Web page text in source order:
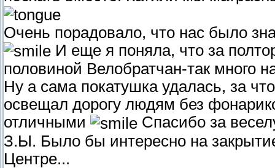
Очень порадовало, что нас было
И еще я поняла, что за
половиной Велобратчан-так много
Ну а сама покатушка удалась, за
освещал дорогу людям без
отличными
Спасибо за
З.Ы. Было бы интересно на
Центре...